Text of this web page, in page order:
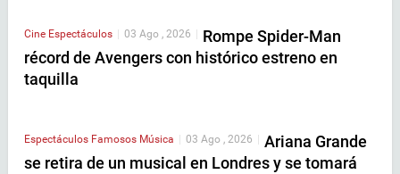
Cine Espectáculos | 03 Ago , 2026 | Rompe Spider-Man
récord de Avengers con histórico estreno en
taquilla
Espectáculos Famosos Música 03 Ago , 2026
Ariana Grande
se retira de un musical en Londres y se tomará